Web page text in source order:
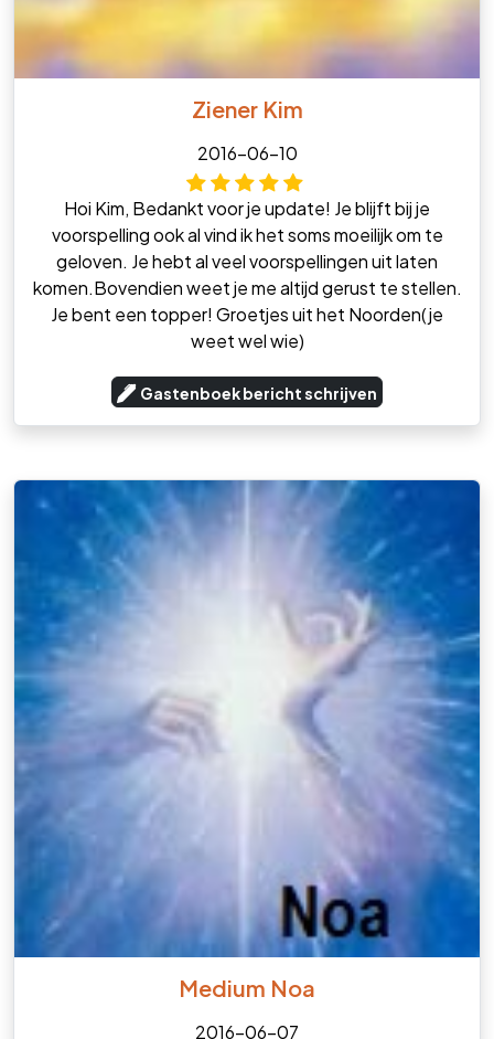
Ziener Kim
2016-06-10
Hoi Kim, Bedankt voor je update! Je blijft bij je
voorspelling ook al vind ik het soms moeilijk om te
geloven. Je hebt al veel voorspellingen uit laten
komen.Bovendien weet je me altijd gerust te stellen.
Je bent een topper! Groetjes uit het Noorden(je
weet wel wie)
Gastenboek bericht schrijven
Medium Noa
2016-06-07